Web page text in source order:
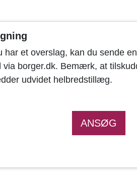
har et overslag, kan du sende
via borger.dk. Bemærk, at
udvidet helbredstillæg.
ANSØG